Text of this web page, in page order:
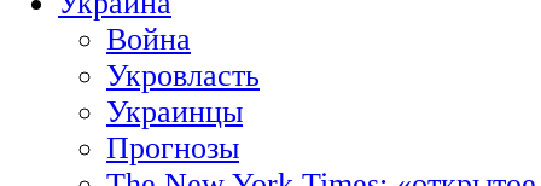
Война
Укровласть
Украинцы
Прогнозы